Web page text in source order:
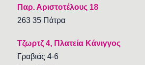
Παρ. Αριστοτέλους 18
263 35 Πάτρα
Τζωρτζ 4, Πλατεία Κάνιγγος
Γραβιάς 4-6